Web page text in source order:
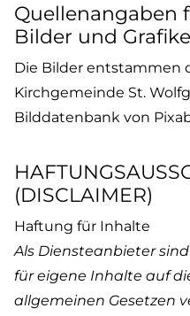
Quellenangaben
Bilder und
Die Bilder entstammen
Kirchgemeinde St.
Bilddatenbank von
(DISCLAIMER)
Haftung für Inhalte
Als Diensteanbieter sind
für eigene Inhalte auf
allgemeinen Gesetzen